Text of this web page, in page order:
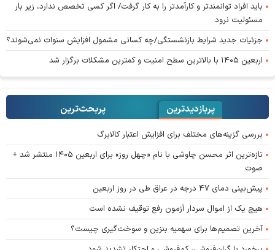
باید افراد توانمندتر و کارآمدتر را به کار گرفت/ اگر کسی تخصص ندارد، زیر بار
مسئولیت نرود
جزئیات جدید شرایط بازنشستگی/چه کسانی مشمول افزایش سنوات نمی‌شوند؟
اربعین ۱۴۰۵ با بالاترین سطح امنیت و کمترین مشکلات برگزار شد
پربازدیدترین پربحث‌ترین‌
بررسی گزینه‌های مختلف برای افزایش اعتبار کالابرگ
تازه‌ترین اثر محسن چاوشی با نام «چهل روز» برای اربعین ۱۴۰۵ منتشر شد +
صوت
پیش‌بینی دمای ۴۷ درجه در عراق طی در روز اربعین
هیچ یک از اموال سردار آزمون رفع توقیف نشده است
آخرین تصمیم‌ها برای سهمیه بنزین و سوخت‌گیری چیست؟